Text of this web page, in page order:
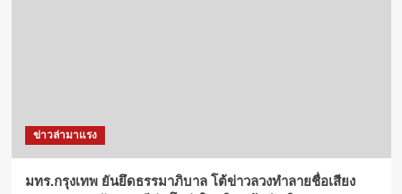
ข่าวล่ามาแรง
มทร.กรุงเทพ ยันยึดธรรมาภิบาล โต้ข่าวลวงทำลายชื่อเสียง